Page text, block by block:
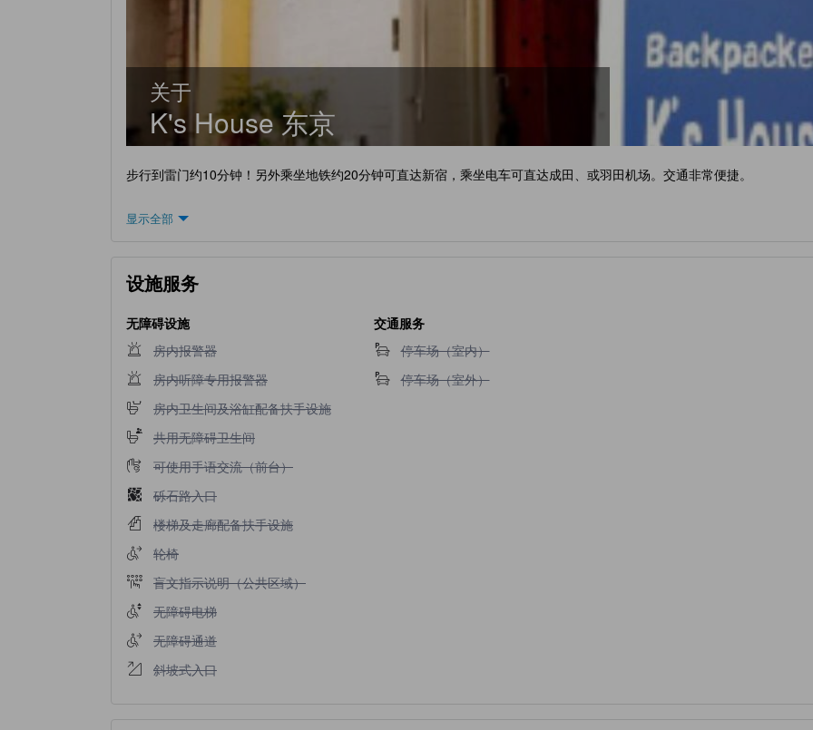
关于
K's House 东京
步行到雷门约10分钟！另外乘坐地铁约20分钟可直达新宿，乘坐电车可直达成田、或羽田机场。交通非常便捷。
显示全部
设施服务
无障碍设施
不提供房内报警器
房内报警器
不提供房内听障专用报警器
房内听障专用报警器
不提供房内卫生间及浴缸配备扶手设施
房内卫生间及浴缸配备扶手设施
不提供共用无障碍卫生间
共用无障碍卫生间
不提供可使用手语交流（前台）
可使用手语交流（前台）
不提供砾石路入口
砾石路入口
不提供楼梯及走廊配备扶手设施
楼梯及走廊配备扶手设施
不提供轮椅
轮椅
不提供盲文指示说明（公共区域）
盲文指示说明（公共区域）
不提供无障碍电梯
无障碍电梯
不提供无障碍通道
无障碍通道
不提供斜坡式入口
斜坡式入口
交通服务
不提供停车场（室内）
停车场（室内）
不提供停车场（室外）
停车场（室外）